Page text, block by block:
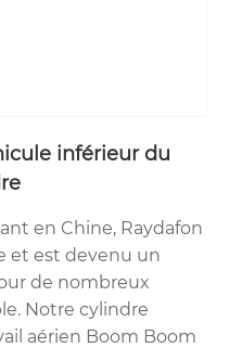
inférieur du
en Chine, Raydafon
et est devenu un
de nombreux
Notre cylindre
aérien Boom Boom